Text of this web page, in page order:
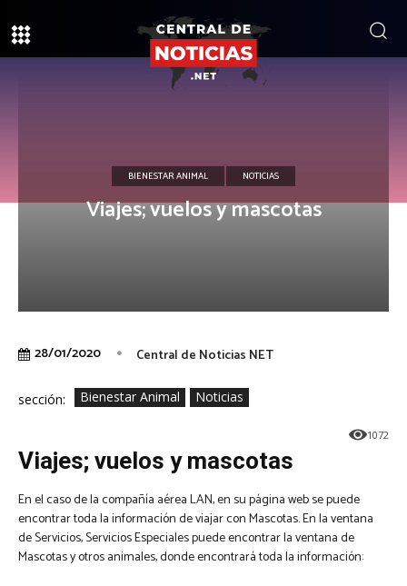
BIENESTAR ANIMAL NOTICIAS
Viajes; vuelos y mascotas
28/01/2020 Central de Noticias NET
sección: Bienestar Animal Noticias
1072
Viajes; vuelos y mascotas
En el caso de la compañía aérea LAN, en su página web se puede
encontrar toda la información de viajar con Mascotas. En la ventana
de Servicios, Servicios Especiales puede encontrar la ventana de
Mascotas y otros animales, donde encontrará toda la información: